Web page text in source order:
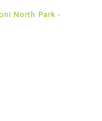
North Park -